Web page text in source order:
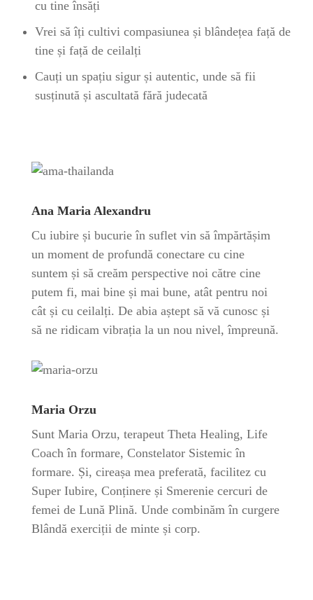
cu tine însăți
Vrei să îți cultivi compasiunea și blândețea față de
tine și față de ceilalți
Cauți un spațiu sigur și autentic, unde să fii
susținută și ascultată fără judecată
Ana Maria Alexandru
Cu iubire și bucurie în suflet vin să împărtășim
un moment de profundă conectare cu cine
suntem și să creăm perspective noi către cine
putem fi, mai bine și mai bune, atât pentru noi
cât și cu ceilalți. De abia aștept să vă cunosc și
să ne ridicam vibrația la un nou nivel, împreună.
Maria Orzu
Sunt Maria Orzu, terapeut Theta Healing, Life
Coach în formare, Constelator Sistemic în
formare. Și, cireașa mea preferată, facilitez cu
Super Iubire, Conținere și Smerenie cercuri de
femei de Lună Plină. Unde combinăm în curgere
Blândă exerciții de minte și corp.